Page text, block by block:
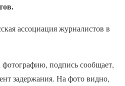
ассоциация журналистов в
подпись сообщает,
задержания. На фото видно,